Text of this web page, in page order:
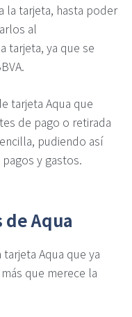
la tarjeta, hasta poder
al
tarjeta, ya que se
tarjeta Aqua que
de pago o retirada
pudiendo así
y gastos.
Aqua
Aqua que ya
que merece la